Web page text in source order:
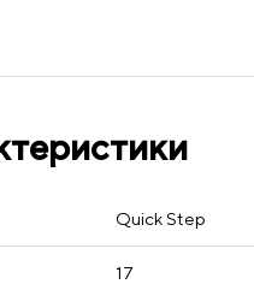
Quick Step
17